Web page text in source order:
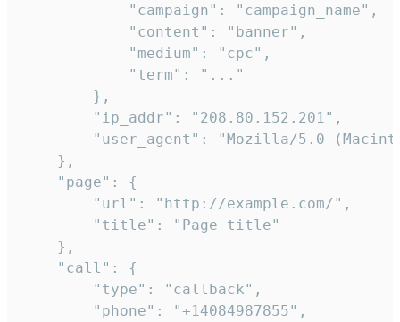
            "campaign": "campaign_name",
            "content": "banner",
            "medium": "cpc",
            "term": "..."
        },
        "ip_addr": "208.80.152.201",
"user_agent": "Mozilla/5.0
    },
    "page": {
        "url": "http://example.com/",
        "title": "Page title"
    },
    "call": {
        "type": "callback",
        "phone": "+14084987855",